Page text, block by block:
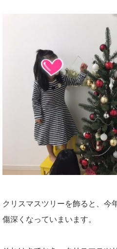
クリスマスツリーを飾ると、今
傷深くなっていまいます。